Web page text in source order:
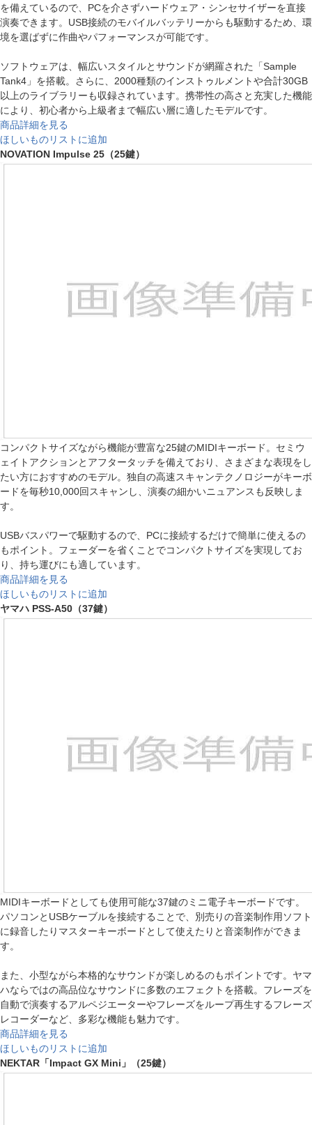
を備えているので、PCを介さずハードウェア・シンセサイザーを直接
演奏できます。USB接続のモバイルバッテリーからも駆動するため、環
境を選ばずに作曲やパフォーマンスが可能です。
ソフトウェアは、幅広いスタイルとサウンドが網羅された「Sample
Tank4」を搭載。さらに、2000種類のインストゥルメントや合計30GB
以上のライブラリーも収録されています。携帯性の高さと充実した機能
により、初心者から上級者まで幅広い層に適したモデルです。
商品詳細を見る
ほしいものリストに追加
NOVATION Impulse 25（25鍵）
コンパクトサイズながら機能が豊富な25鍵のMIDIキーボード。セミウ
ェイトアクションとアフタータッチを備えており、さまざまな表現をし
たい方におすすめのモデル。独自の高速スキャンテクノロジーがキーボ
ードを毎秒10,000回スキャンし、演奏の細かいニュアンスも反映しま
す。
USBバスパワーで駆動するので、PCに接続するだけで簡単に使えるの
もポイント。フェーダーを省くことでコンパクトサイズを実現してお
り、持ち運びにも適しています。
商品詳細を見る
ほしいものリストに追加
ヤマハ PSS-A50（37鍵）
MIDIキーボードとしても使用可能な37鍵のミニ電子キーボードです。
パソコンとUSBケーブルを接続することで、別売りの音楽制作用ソフト
に録音したりマスターキーボードとして使えたりと音楽制作ができま
す。
また、小型ながら本格的なサウンドが楽しめるのもポイントです。ヤマ
ハならではの高品位なサウンドに多数のエフェクトを搭載。フレーズを
自動で演奏するアルペジエーターやフレーズをループ再生するフレーズ
レコーダーなど、多彩な機能も魅力です。
商品詳細を見る
ほしいものリストに追加
NEKTAR「Impact GX Mini」（25鍵）